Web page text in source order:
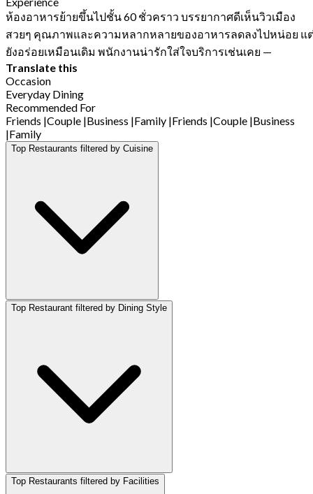
ห้องอาหารย้ายขึ้นไปชั้น 60 ชั่วคราว บรรยากาศดีเห็นวิวเมือง
สวยๆ คุณภาพและความหลากหลายของอาหารลดลงไปหน่อย แ
ยังอร่อยเหมือนเดิม พนักงานน่ารักใส่ใจบริการเช่นเคย —
Translate this
Occasion
Everyday Dining
Recommended For
Friends |Couple |Business |Family |Friends |Couple |Business
|Family
Top Restaurants filtered by Cuisine
Top Restaurant filtered by Dining Style
Top Restaurants filtered by Facilities